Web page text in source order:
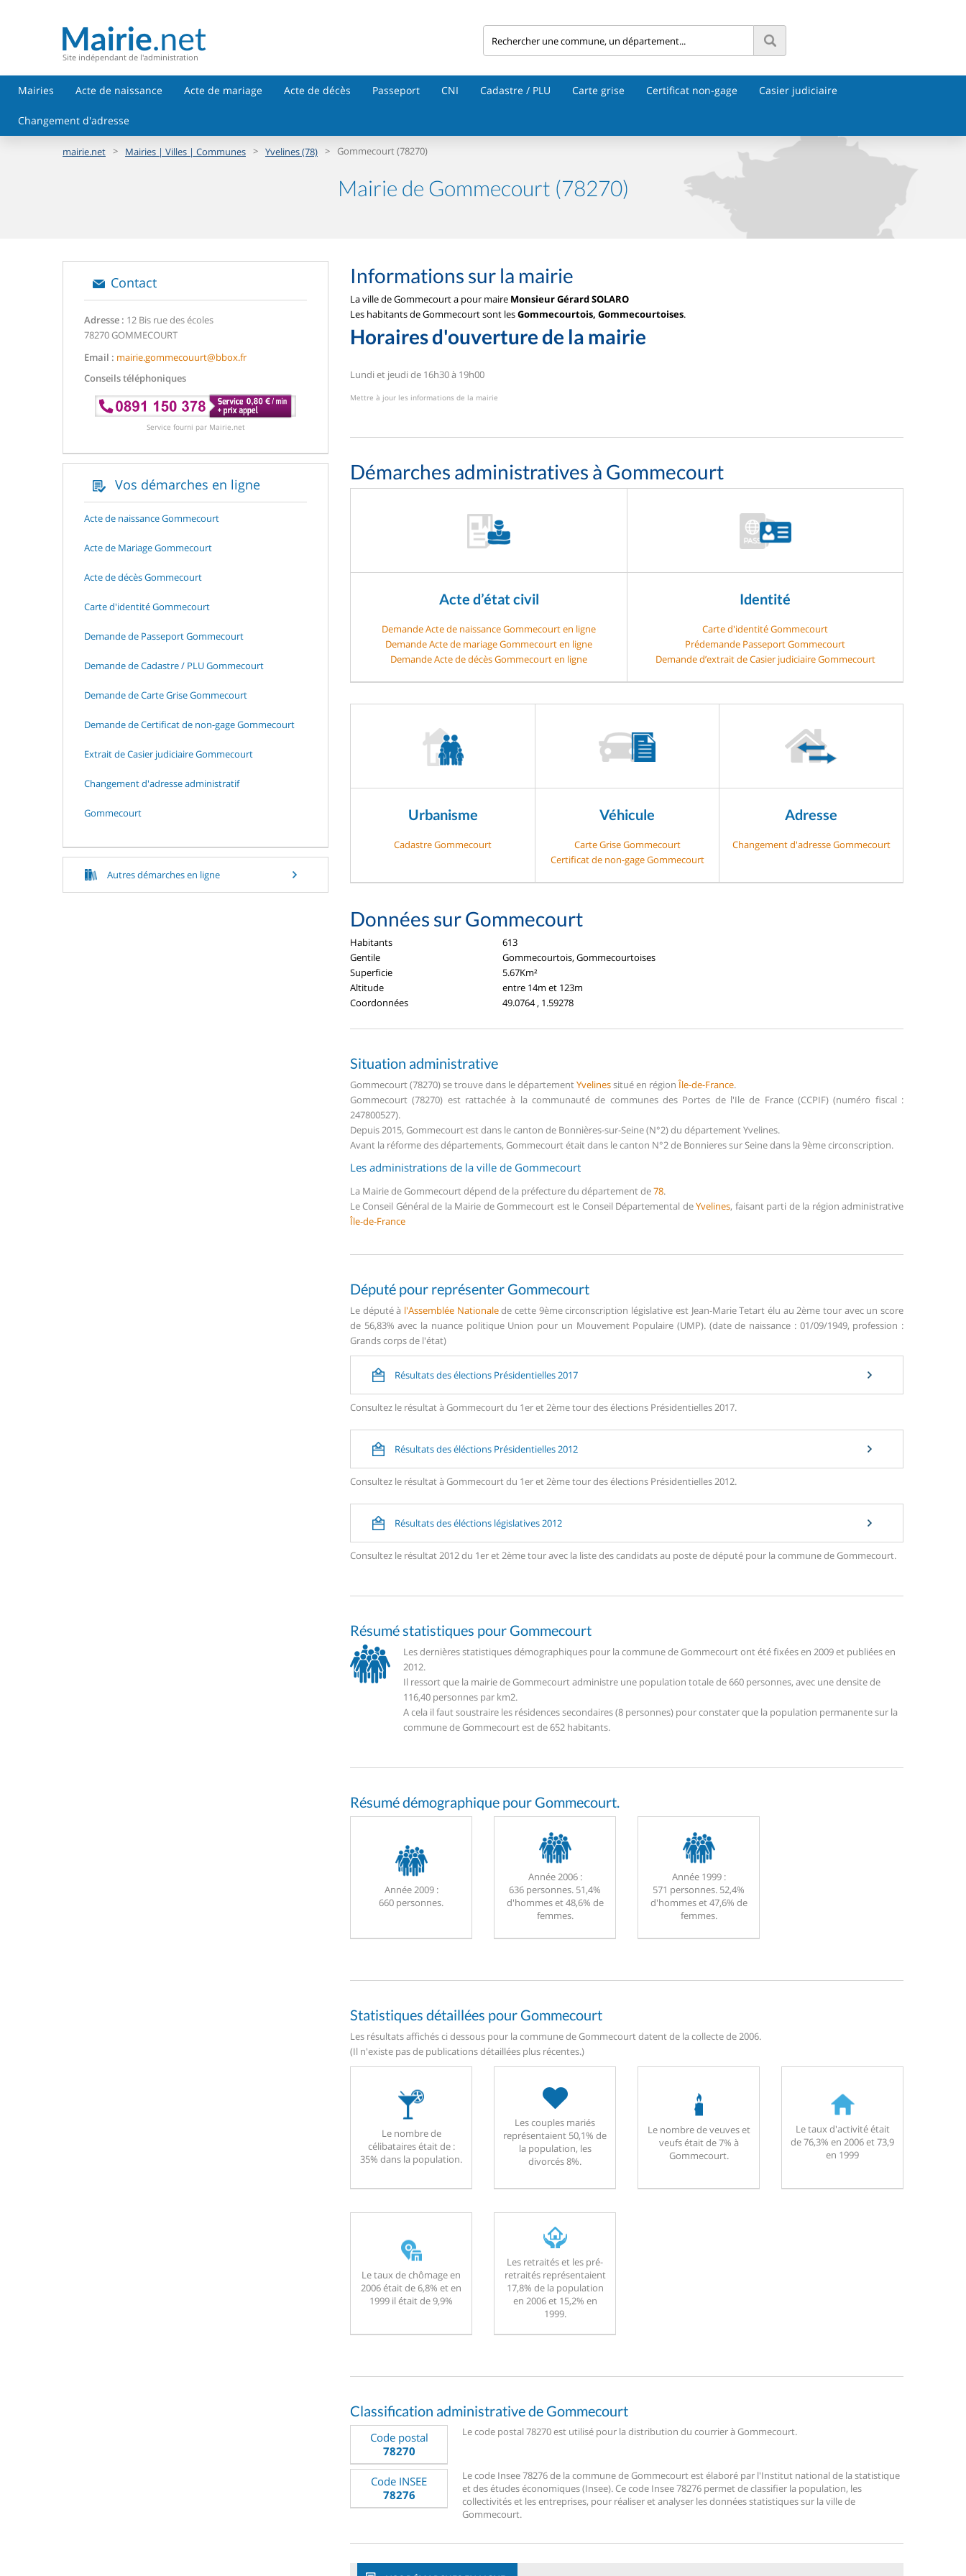
Site indépendant de l'administration
Mairies Acte de naissance Acte de mariage Acte de décès Passeport CNI Cadastre / PLU Carte grise Certificat non-gage Casier judiciaire
Changement d'adresse
mairie.net > Mairies | Villes | Communes > Yvelines (78) > Gommecourt (78270)
Mairie de Gommecourt (78270)
Contact
Adresse : 12 Bis rue des écoles
78270 GOMMECOURT
Email : mairie.gommecouurt@bbox.fr
Conseils téléphoniques
Service fourni par Mairie.net
Vos démarches en ligne
Acte de naissance Gommecourt
Acte de Mariage Gommecourt
Acte de décès Gommecourt
Carte d'identité Gommecourt
Demande de Passeport Gommecourt
Demande de Cadastre / PLU Gommecourt
Demande de Carte Grise Gommecourt
Demande de Certificat de non-gage Gommecourt
Extrait de Casier judiciaire Gommecourt
Changement d'adresse administratif
Gommecourt
Autres démarches en ligne
Informations sur la mairie
La ville de Gommecourt a pour maire Monsieur Gérard SOLARO
Les habitants de Gommecourt sont lesGommecourtois, Gommecourtoises.
Horaires d'ouverture de la mairie
Lundi et jeudi de 16h30 à 19h00
Mettre à jour les informations de la mairie
Démarches administratives à Gommecourt
Acte d’état civil
Demande Acte de naissance Gommecourt en ligne
Demande Acte de mariage Gommecourt en ligne
Demande Acte de décès Gommecourt en ligne
Identité
Carte d'identité Gommecourt
Prédemande Passeport Gommecourt
Demande d’extrait de Casier judiciaire Gommecourt
Urbanisme
Cadastre Gommecourt
Véhicule
Carte Grise Gommecourt
Certificat de non-gage Gommecourt
Adresse
Changement d'adresse Gommecourt
Données sur Gommecourt
Habitants
613
Gentile
Gommecourtois, Gommecourtoises
Superficie
5.67Km²
Altitude
entre 14m et 123m
Coordonnées
49.0764 , 1.59278
Situation administrative
Gommecourt (78270) se trouve dans le départementYvelinessitué en région Île-de-France.
Gommecourt (78270) est rattachée à la communauté de communes des Portes de l'Ile de France (CCPIF) (numéro fiscal :
247800527).
Depuis 2015, Gommecourt est dans le canton de Bonnières-sur-Seine (N°2) du département Yvelines.
Avant la réforme des départements, Gommecourt était dans le canton N°2 de Bonnieres sur Seine dans la 9ème circonscription.
Les administrations de la ville de Gommecourt
La Mairie de Gommecourt dépend de la préfecture du département de78.
Le Conseil Général de la Mairie de Gommecourt est le Conseil Départemental deYvelines, faisant parti de la région administrative
Île-de-France
Député pour représenter Gommecourt
Le député à l'Assemblée Nationalede cette 9ème circonscription législative est Jean-Marie Tetart élu au 2ème tour avec un score
de 56,83% avec la nuance politique Union pour un Mouvement Populaire (UMP). (date de naissance : 01/09/1949, profession :
Grands corps de l'état)
Résultats des élections Présidentielles 2017
Consultez le résultat à Gommecourt du 1er et 2ème tour des élections Présidentielles 2017.
Résultats des éléctions Présidentielles 2012
Consultez le résultat à Gommecourt du 1er et 2ème tour des élections Présidentielles 2012.
Résultats des éléctions législatives 2012
Consultez le résultat 2012 du 1er et 2ème tour avec la liste des candidats au poste de député pour la commune de Gommecourt.
Résumé statistiques pour Gommecourt
Les dernières statistiques démographiques pour la commune de Gommecourt ont été fixées en 2009 et publiées en
2012.
Il ressort que la mairie de Gommecourt administre une population totale de 660 personnes, avec une densite de
116,40 personnes par km2.
A cela il faut soustraire les résidences secondaires (8 personnes) pour constater que la population permanente sur la
commune de Gommecourt est de 652 habitants.
Résumé démographique pour Gommecourt.
Année 2009 :
660 personnes.
Année 2006 :
636 personnes. 51,4%
d'hommes et 48,6% de
femmes.
Année 1999 :
571 personnes. 52,4%
d'hommes et 47,6% de
femmes.
Statistiques détaillées pour Gommecourt
Les résultats affichés ci dessous pour la commune de Gommecourt datent de la collecte de 2006.
(Il n'existe pas de publications détaillées plus récentes.)
Le nombre de
célibataires était de :
35% dans la population.
Les couples mariés
représentaient 50,1% de
la population, les
divorcés 8%.
Le nombre de veuves et
veufs était de 7% à
Gommecourt.
Le taux d'activité était
de 76,3% en 2006 et 73,9
en 1999
Le taux de chômage en
2006 était de 6,8% et en
1999 il était de 9,9%
Les retraités et les pré-
retraités représentaient
17,8% de la population
en 2006 et 15,2% en
1999.
Classification administrative de Gommecourt
Code postal
78270
Le code postal 78270 est utilisé pour la distribution du courrier à Gommecourt.
Code INSEE
78276
Le code Insee 78276 de la commune de Gommecourt est élaboré par l'Institut national de la statistique
et des études économiques (Insee). Ce code Insee 78276 permet de classifier la population, les
collectivités et les entreprises, pour réaliser et analyser les données statistiques sur la ville de
Gommecourt.